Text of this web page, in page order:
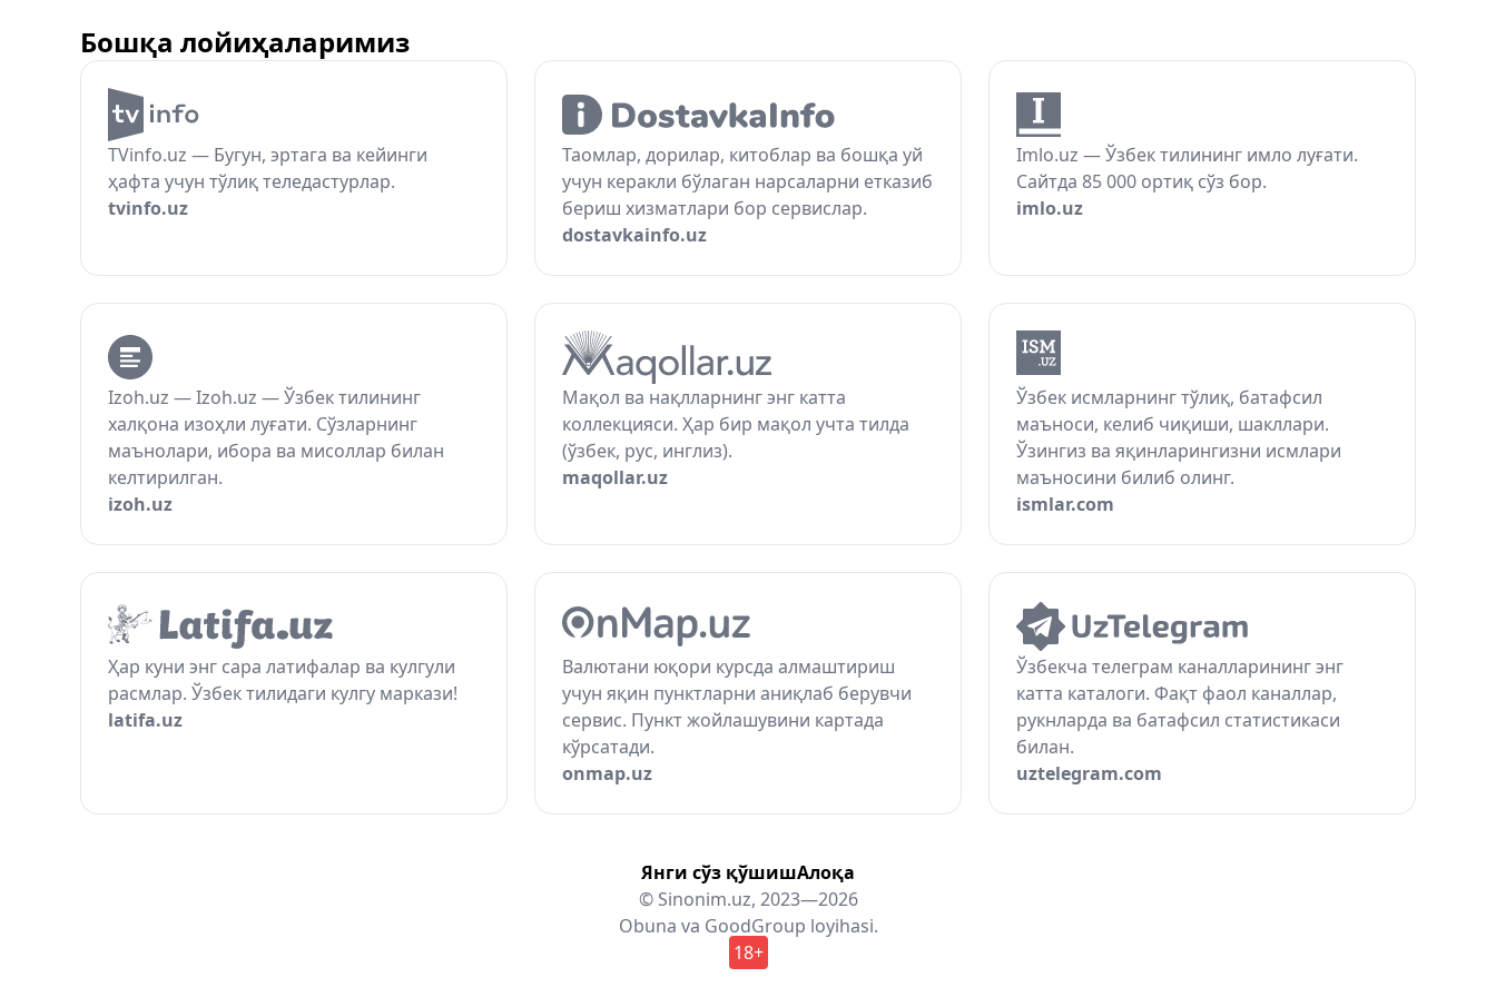
Бошқа лойиҳаларимиз
TVinfo.uz — Бугун, эртага ва кейинги
ҳафта учун тўлиқ теледастурлар.
tvinfo.uz
Таомлар, дорилар, китоблар ва бошқа уй
учун керакли бўлаган нарсаларни етказиб
бериш хизматлари бор сервислар.
dostavkainfo.uz
Imlo.uz — Ўзбек тилининг имло луғати.
Сайтда 85 000 ортиқ сўз бор.
imlo.uz
Izoh.uz — Izoh.uz — Ўзбек тилининг
халқона изоҳли луғати. Сўзларнинг
маънолари, ибора ва мисоллар билан
келтирилган.
izoh.uz
Мақол ва нақлларнинг энг катта
коллекцияси. Ҳар бир мақол учта тилда
(ўзбек, рус, инглиз).
maqollar.uz
Ўзбек исмларнинг тўлиқ, батафсил
маъноси, келиб чиқиши, шакллари.
Ўзингиз ва яқинларингизни исмлари
маъносини билиб олинг.
ismlar.com
Ҳар куни энг сара латифалар ва кулгули
расмлар. Ўзбек тилидаги кулгу маркази!
latifa.uz
Валютани юқори курсда алмаштириш
учун яқин пунктларни аниқлаб берувчи
сервис. Пункт жойлашувини картада
кўрсатади.
onmap.uz
Ўзбекча телеграм каналларининг энг
катта каталоги. Фақт фаол каналлар,
рукнларда ва батафсил статистикаси
билан.
uztelegram.com
Янги сўз қўшишАлоқа
© Sinonim.uz, 2023—2026
Obuna va GoodGroup loyihasi.
18+